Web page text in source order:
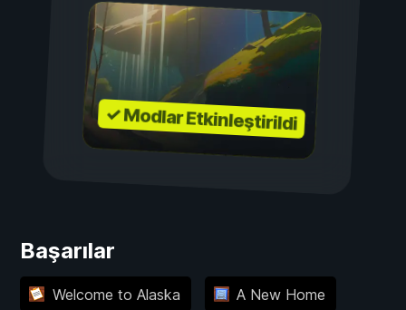
✓ Modlar Etkinleştirildi
Başarılar
Welcome to Alaska A New Home